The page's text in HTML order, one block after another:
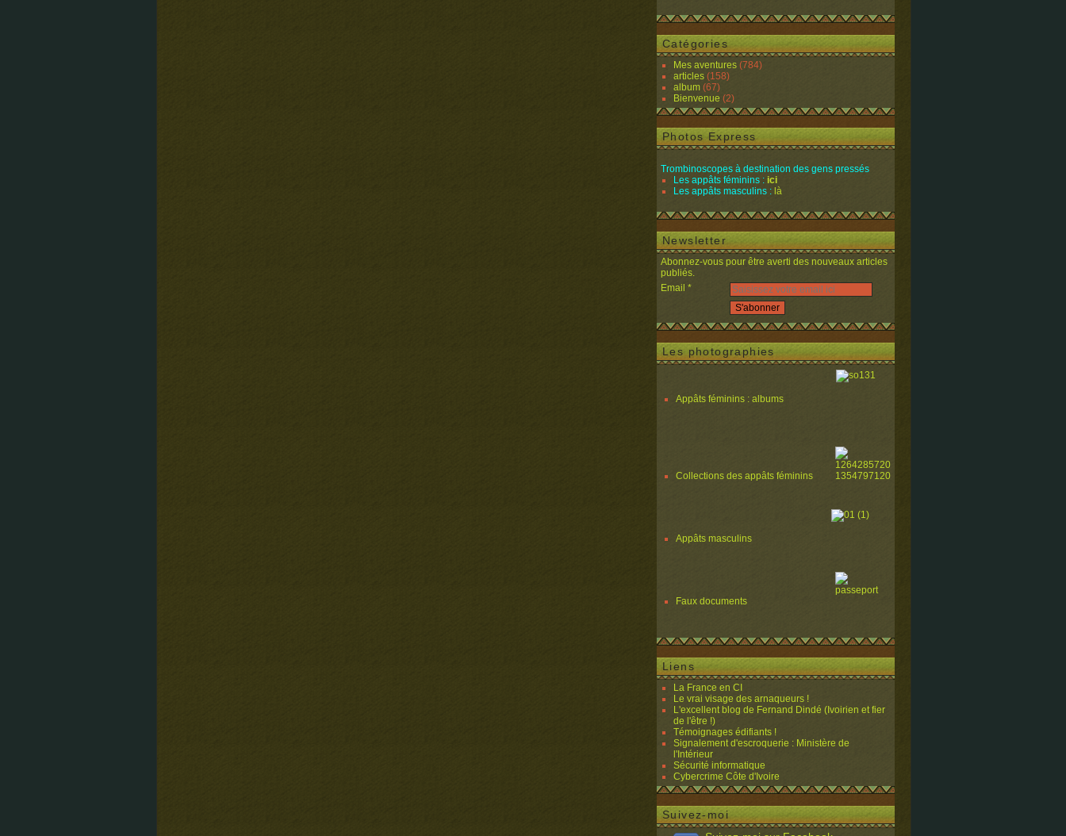
Catégories
Mes aventures (784)
articles (158)
album (67)
Bienvenue (2)
Photos Express
Trombinoscopes à destination des gens pressés
Les appâts féminins : ici
Les appâts masculins : là
Newsletter
Abonnez-vous pour être averti des nouveaux articles
publiés.
Email
Les photographies
Appâts féminins : albums
Collections des appâts féminins
Appâts masculins
Faux documents
Liens
La France en CI
Le vrai visage des arnaqueurs !
L'excellent blog de Fernand Dindé (Ivoirien et fier
de l'être !)
Témoignages édifiants !
Signalement d'escroquerie : Ministère de
l'Intérieur
Sécurité informatique
Cybercrime Côte d'Ivoire
Suivez-moi